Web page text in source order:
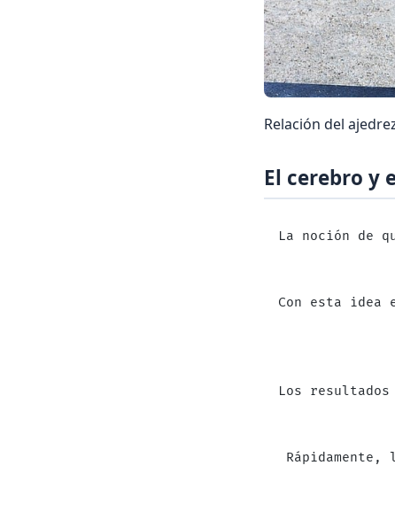
Relación del
El cerebro y
La noción de
Con esta
Los